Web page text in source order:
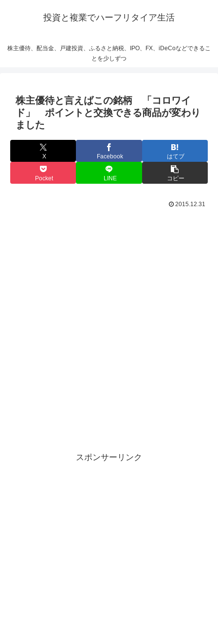
投資と複業でハーフリタイア生活
株主優待、配当金、戸建投資、ふるさと納税、IPO、FX、iDeCoなどできるこ
とを少しずつ
株主優待と言えばこの銘柄 「コロワイ
ド」 ポイントと交換できる商品が変わり
ました
X Facebook はてブ
Pocket LINE コピー
2015.12.31
スポンサーリンク